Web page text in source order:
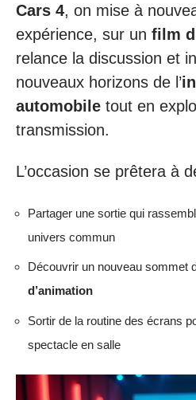
Cars 4, on mise à
expérience, sur un film
relance la discussion et
nouveaux horizons de l’
automobile tout en
transmission.
L’occasion se prêtera à
Partager une sortie qui
univers commun
Découvrir un nouveau sommet
d’animation
Sortir de la routine des écrans
spectacle en salle